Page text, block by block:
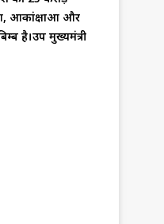
आकांक्षाओं और
है।उप मुख्यमंत्री